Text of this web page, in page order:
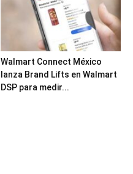
Walmart Connect México
lanza Brand Lifts en Walmart
DSP para medir...